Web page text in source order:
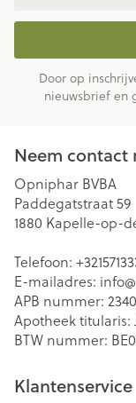
Door op
nieuwsbrief en
Neem contact
Opniphar BVBA
Paddegatstraat 59
1880 Kapelle-op-
Telefoon:
E-mailadres: info@
APB nummer:
Apotheek titularis:
BTW nummer:
Klantenservice